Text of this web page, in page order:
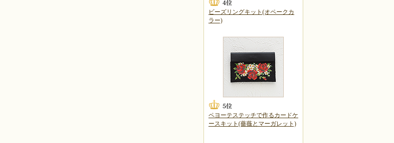
ビーズリングキット(オペークカ
ラー)
ペヨーテステッチで作るカードケ
ースキット(薔薇とマーガレット)